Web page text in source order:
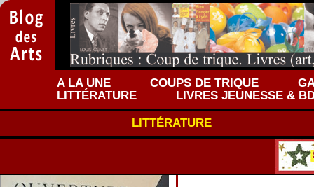
A LA UNE COUPS DE TRIQUE
LITTÉRATURE
LIVRES JEUNESSE &
LITTÉRATURE